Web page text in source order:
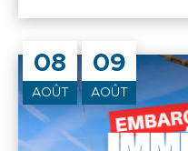
08
AOÛT
09
AOÛT